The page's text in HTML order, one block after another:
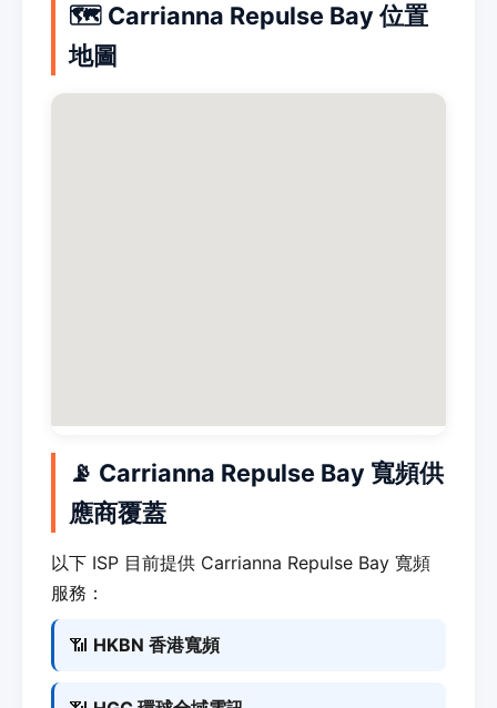
🗺️ Carrianna Repulse Bay 位置
地圖
📡 Carrianna Repulse Bay 寬頻供
應商覆蓋
以下 ISP 目前提供 Carrianna Repulse Bay 寬頻
服務：
📶 HKBN 香港寬頻